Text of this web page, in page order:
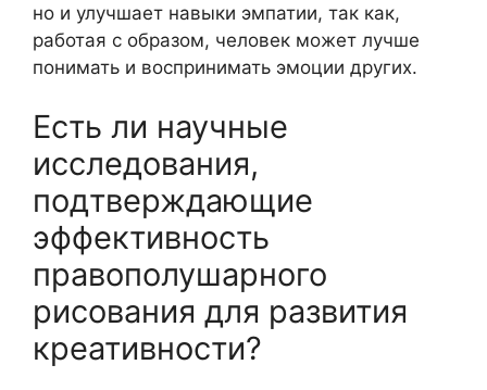
но и улучшает навыки эмпатии, так как,
работая с образом, человек может лучше
понимать и воспринимать эмоции других.
Есть ли научные
исследования,
подтверждающие
эффективность
правополушарного
рисования для развития
креативности?